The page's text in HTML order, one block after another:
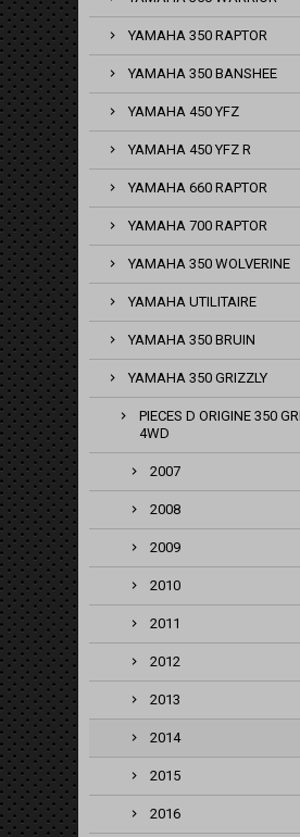
YAMAHA 350 RAPTOR
YAMAHA 350 BANSHEE
YAMAHA 450 YFZ
YAMAHA 450 YFZ R
YAMAHA 660 RAPTOR
YAMAHA 700 RAPTOR
YAMAHA 350 WOLVERINE
YAMAHA UTILITAIRE
YAMAHA 350 BRUIN
YAMAHA 350 GRIZZLY
PIECES D ORIGINE 350
4WD
2007
2008
2009
2010
2011
2012
2013
2014
2015
2016